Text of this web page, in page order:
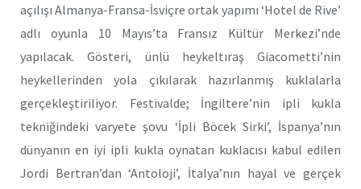
açılışı Almanya-Fransa-İsviçre ortak yapımı ‘Hotel de Rive’
adlı oyunla 10 Mayıs’ta Fransız Kültür Merkezi’nde
yapılacak. Gösteri, ünlü heykeltıraş Giacometti’nin
heykellerinden yola çıkılarak hazırlanmış kuklalarla
gerçekleştiriliyor. Festivalde; İngiltere’nin ipli kukla
tekniğindeki varyete şovu ‘İpli Böcek Sirki’, İspanya’nın
dünyanın en iyi ipli kukla oynatan kuklacısı kabul edilen
Jordi Bertran’dan ‘Antoloji’, İtalya’nın hayal ve gerçek